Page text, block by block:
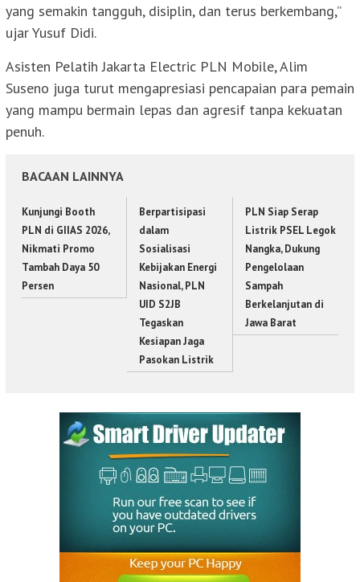
yang semakin tangguh, disiplin, dan terus berkembang,”
ujar Yusuf Didi.
Asisten Pelatih Jakarta Electric PLN Mobile, Alim
Suseno juga turut mengapresiasi pencapaian para pemain
yang mampu bermain lepas dan agresif tanpa kekuatan
penuh.
BACAAN LAINNYA
Kunjungi Booth
PLN di GIIAS 2026,
Nikmati Promo
Tambah Daya 50
Persen
Berpartisipasi
dalam
Sosialisasi
Kebijakan Energi
Nasional, PLN
UID S2JB
Tegaskan
Kesiapan Jaga
Pasokan Listrik
PLN Siap Serap
Listrik PSEL Legok
Nangka, Dukung
Pengelolaan
Sampah
Berkelanjutan di
Jawa Barat